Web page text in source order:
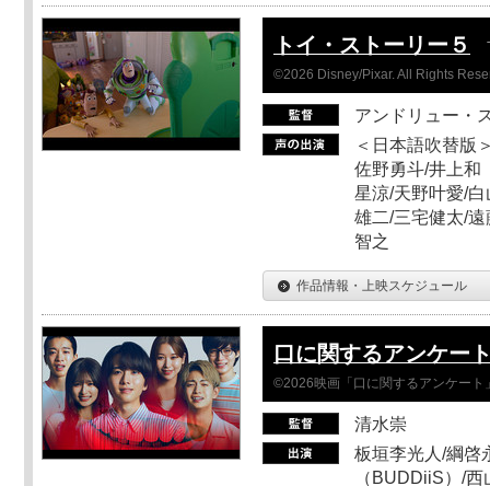
トイ・ストーリー５
©2026 Disney/Pixar. All Rights
アンドリュー・
＜日本語吹替版
佐野勇斗/井上和
星涼/天野叶愛/
雄二/三宅健太/
智之
作品情報・上映スケジュール
口に関するアンケー
©2026映画「口に関するアンケート
清水崇
板垣李光人/綱啓
（BUDDiiS）/